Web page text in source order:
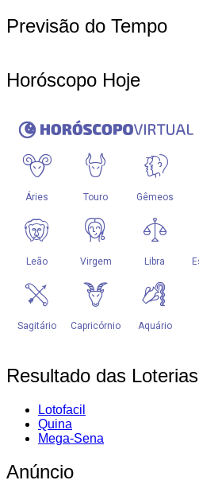
Previsão do Tempo
Horóscopo Hoje
Resultado das Loterias
Lotofacil
Quina
Mega-Sena
Anúncio